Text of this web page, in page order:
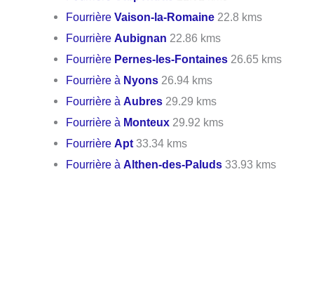
FourrièreVaison-la-Romaine 22.8 kms
FourrièreAubignan 22.86 kms
Fourrière Pernes-les-Fontaines 26.65 kms
Fourrière à Nyons 26.94 kms
Fourrière àAubres 29.29 kms
Fourrière à Monteux 29.92 kms
FourrièreApt 33.34 kms
Fourrière àAlthen-des-Paluds 33.93 kms